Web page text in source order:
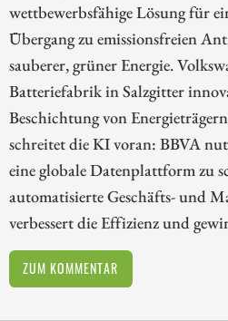
wettbewerbsfähige Lösung für
Übergang zu emissionsfreien
sauberer, grüner Energie.
Batteriefabrik in Salzgitter
Beschichtung von
schreitet die KI voran: BBVA
eine globale Datenplattform zu
automatisierte Geschäfts- und
verbessert die Effizienz und
ZUM KOMMENTAR